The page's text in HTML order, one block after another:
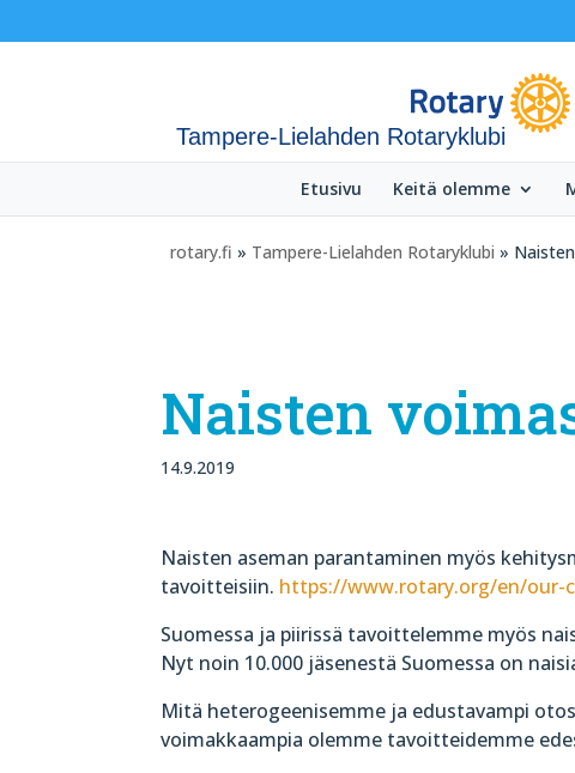
Tampere-Lielahden Rotaryklubi
Etusivu Keitä olemme
rotary.fi » Tampere-Lielahden Rotaryklubi »
Naisten
14.9.2019
Naisten aseman parantaminen myös
tavoitteisiin. https://www.rotary.org/en/our-
Suomessa ja piirissä tavoittelemme myös
Nyt noin 10.000 jäsenestä Suomessa on
Mitä heterogeenisemme ja edustavampi
voimakkaampia olemme tavoitteidemme